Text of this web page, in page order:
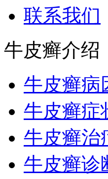
联系我们
牛皮癣介绍
牛皮癣病
牛皮癣症
牛皮癣治
牛皮癣诊